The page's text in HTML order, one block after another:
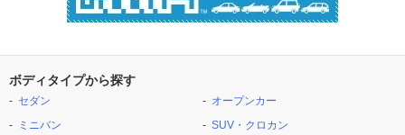
ボディタイプから探す
セダン
ミニバン
オープンカー
SUV・クロカン